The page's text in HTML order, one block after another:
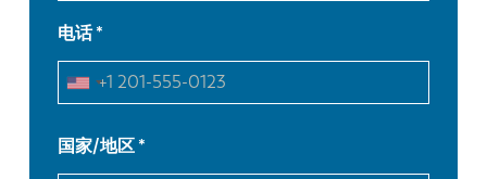
电话
国家/地区